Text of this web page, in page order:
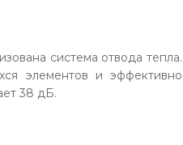
система отвода тепла.
элементов и эффективно
38 дБ.